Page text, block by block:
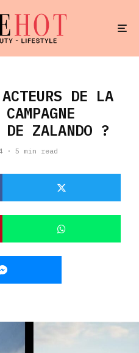
DE LA
ZALANDO ?
· 5 min read